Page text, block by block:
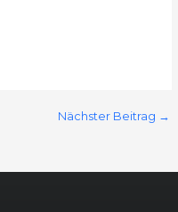
Nächster Beitrag →